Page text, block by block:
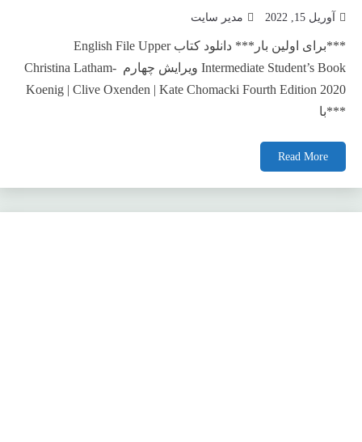
آوریل 15, 2022 مدیر سایت
***برای اولین بار*** دانلود کتاب English File Upper
Intermediate Student’s Book ویرایش چهارم Christina Latham-
Koenig | Clive Oxenden | Kate Chomacki Fourth Edition 2020
***با
Read More